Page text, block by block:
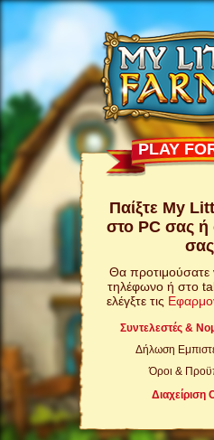
PLAY
Παίξτε My
στο PC σας
Θα προτιμούσατε
τηλέφωνο ή στο
ελέγξτε τις
Συντελεστές &
Δήλωση
Όροι &
Διαχείριση